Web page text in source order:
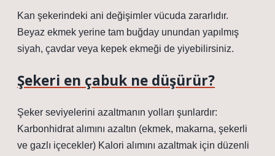
Kan şekerindeki ani değişimler vücuda zararlıdır.
Beyaz ekmek yerine tam buğday unundan yapılmış
siyah, çavdar veya kepek ekmeği de yiyebilirsiniz.
Şekeri en çabuk ne düşürür?
Şeker seviyelerini azaltmanın yolları şunlardır:
Karbonhidrat alımını azaltın (ekmek, makarna, şekerli
ve gazlı içecekler) Kalori alımını azaltmak için düzenli